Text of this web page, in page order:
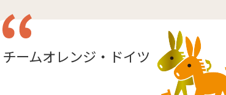
チームオレンジ・ ドイツ